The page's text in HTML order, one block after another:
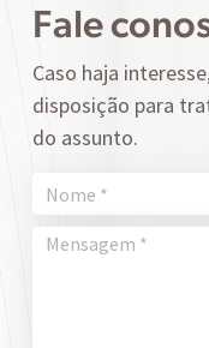
Fale
Caso haja
disposição para
do assunto.